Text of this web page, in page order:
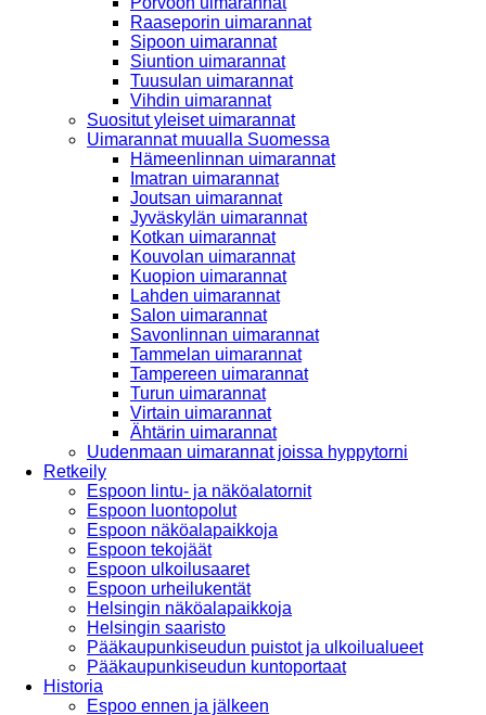
Raaseporin uimarannat
Sipoon uimarannat
Siuntion uimarannat
Tuusulan uimarannat
Vihdin uimarannat
Suositut yleiset uimarannat
Uimarannat muualla Suomessa
Hämeenlinnan uimarannat
Imatran uimarannat
Joutsan uimarannat
Jyväskylän uimarannat
Kotkan uimarannat
Kouvolan uimarannat
Kuopion uimarannat
Lahden uimarannat
Salon uimarannat
Savonlinnan uimarannat
Tammelan uimarannat
Tampereen uimarannat
Turun uimarannat
Virtain uimarannat
Ähtärin uimarannat
Uudenmaan uimarannat joissa hyppytorni
Retkeily
Espoon lintu- ja näköalatornit
Espoon luontopolut
Espoon näköalapaikkoja
Espoon tekojäät
Espoon ulkoilusaaret
Espoon urheilukentät
Helsingin näköalapaikkoja
Helsingin saaristo
Pääkaupunkiseudun puistot ja ulkoilualueet
Pääkaupunkiseudun kuntoportaat
Historia
Espoo ennen ja jälkeen